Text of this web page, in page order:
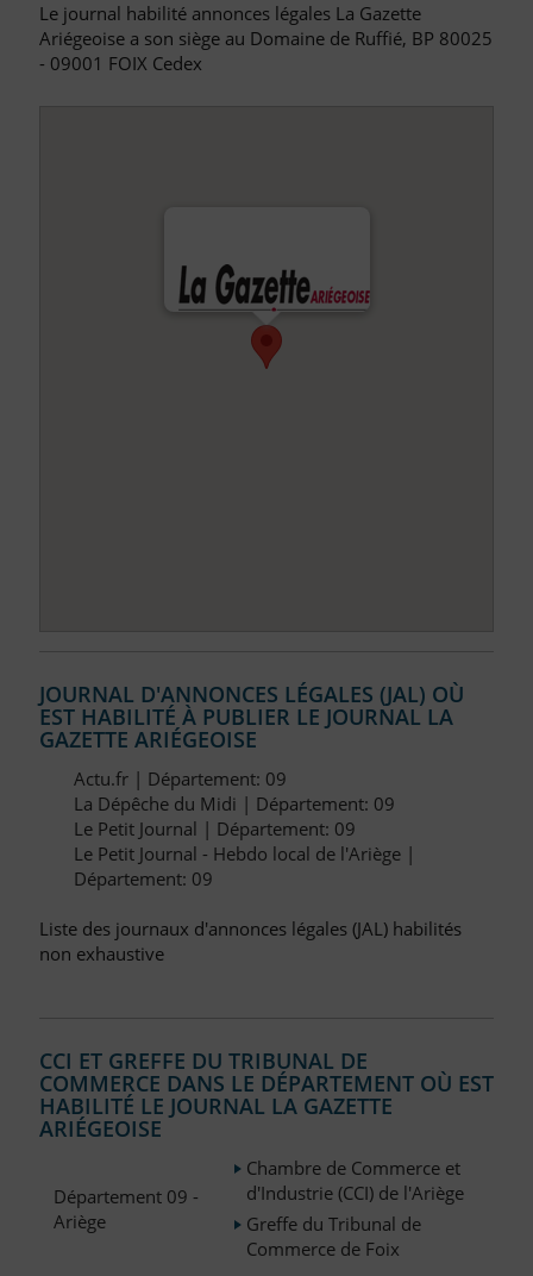
Le journal habilité annonces légales La Gazette
Ariégeoise a son siège au Domaine de Ruffié, BP 80025
- 09001 FOIX Cedex
JOURNAL D'ANNONCES LÉGALES (JAL) OÙ
EST HABILITÉ À PUBLIER LE JOURNAL LA
GAZETTE ARIÉGEOISE
Actu.fr | Département: 09
La Dépêche du Midi | Département: 09
Le Petit Journal | Département: 09
Le Petit Journal - Hebdo local de l'Ariège |
Département: 09
Liste des journaux d'annonces légales (JAL) habilités
non exhaustive
CCI ET GREFFE DU TRIBUNAL DE
COMMERCE DANS LE DÉPARTEMENT OÙ EST
HABILITÉ LE JOURNAL LA GAZETTE
ARIÉGEOISE
Département 09 -
Ariège
Chambre de Commerce et
d'Industrie (CCI) de l'Ariège
Greffe du Tribunal de
Commerce de Foix